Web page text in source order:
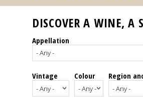
Our
events
Spirits
DISCOVER A WINE, A
Appellation
Vintage Colour Region